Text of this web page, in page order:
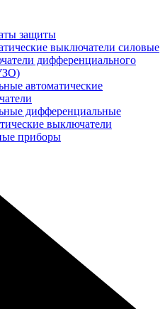
защиты
выключатели силовые
дифференциального
автоматические
дифференциальные
выключатели
приборы